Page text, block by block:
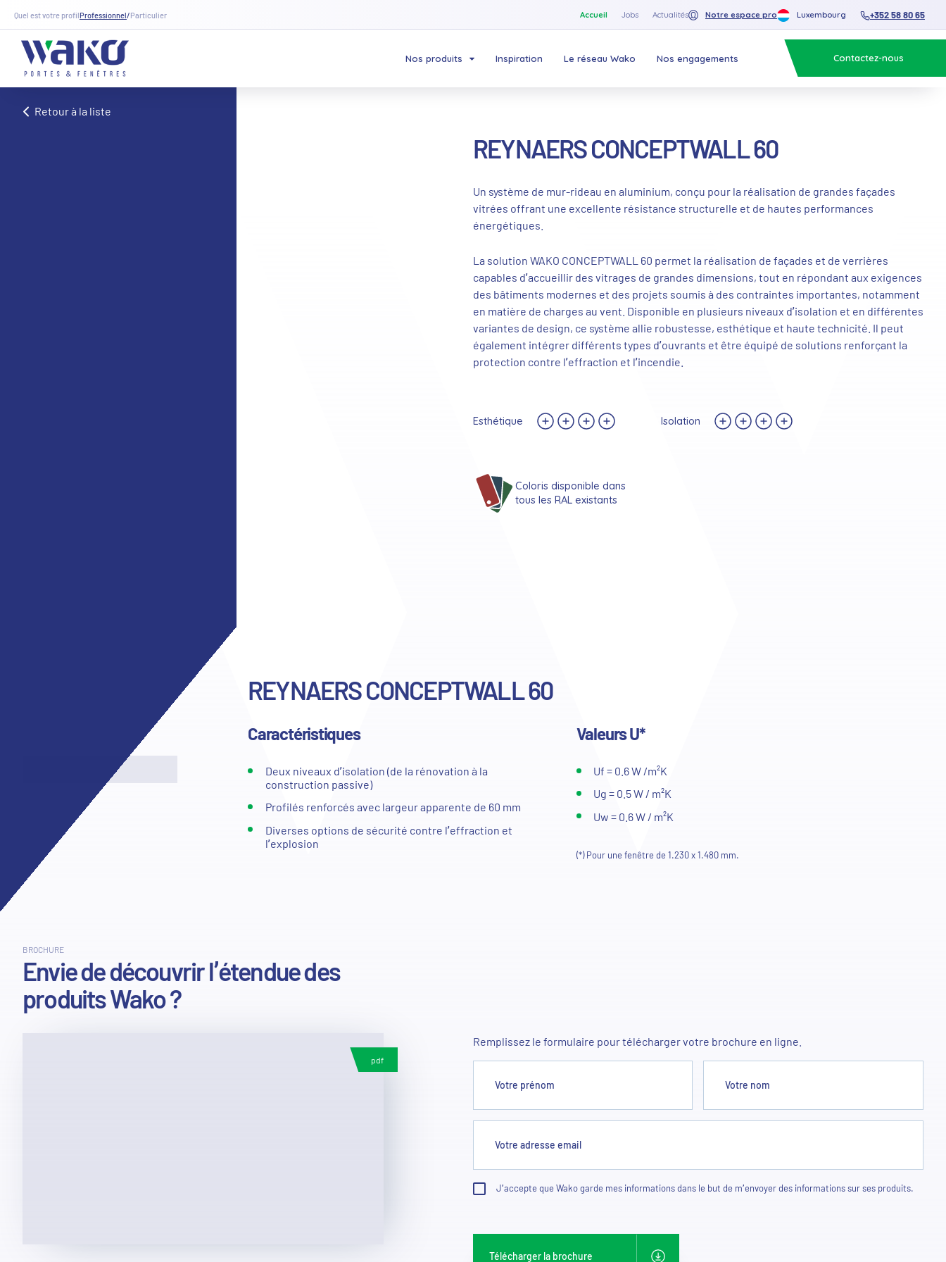
Quel est votre profilProfessionnel/Particulier Accueil Jobs Actualités Notre espace pro Luxembourg +352 58 80 65
Nos produits Inspiration Le réseau Wako Nos engagements Contactez-nous
Retour à la liste
REYNAERS CONCEPTWALL 60
Un système de mur-rideau en aluminium, conçu pour la réalisation de grandes façades
vitrées offrant une excellente résistance structurelle et de hautes performances
énergétiques.
La solution WAKO CONCEPTWALL 60 permet la réalisation de façades et de verrières
capables d’accueillir des vitrages de grandes dimensions, tout en répondant aux exigences
des bâtiments modernes et des projets soumis à des contraintes importantes, notamment
en matière de charges au vent. Disponible en plusieurs niveaux d’isolation et en différentes
variantes de design, ce système allie robustesse, esthétique et haute technicité. Il peut
également intégrer différents types d’ouvrants et être équipé de solutions renforçant la
protection contre l’effraction et l’incendie.
Esthétique Isolation
Coloris disponible dans
tous les RAL existants
REYNAERS CONCEPTWALL 60
Caractéristiques
Deux niveaux d’isolation (de la rénovation à la
construction passive)
Profilés renforcés avec largeur apparente de 60 mm
Diverses options de sécurité contre l’effraction et
l’explosion
Valeurs U*
Uf = 0.6 W /m²K
Ug = 0.5 W / m²K
Uw = 0.6 W / m²K
(*) Pour une fenêtre de 1.230 x 1.480 mm.
BROCHURE
Envie de découvrir l’étendue des
produits Wako ?
pdf
Remplissez le formulaire pour télécharger votre brochure en ligne.
Votre prénom Votre nom
Votre adresse email
J’accepte que Wako garde mes informations dans le but de m’envoyer des informations sur ses produits.
Télécharger la brochure